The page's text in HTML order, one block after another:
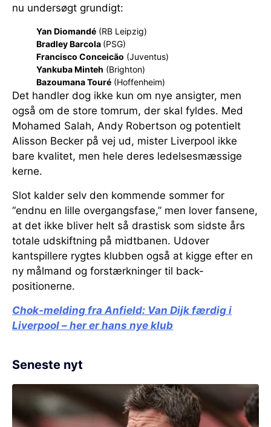
nu undersøgt grundigt:
Yan Diomandé (RB Leipzig)
Bradley Barcola (PSG)
Francisco Conceicão (Juventus)
Yankuba Minteh (Brighton)
Bazoumana Touré (Hoffenheim)
Det handler dog ikke kun om nye ansigter, men
også om de store tomrum, der skal fyldes. Med
Mohamed Salah, Andy Robertson og potentielt
Alisson Becker på vej ud, mister Liverpool ikke
bare kvalitet, men hele deres ledelsesmæssige
kerne.
Slot kalder selv den kommende sommer for
“endnu en lille overgangsfase,” men lover fansene,
at det ikke bliver helt så drastisk som sidste års
totale udskiftning på midtbanen. Udover
kantspillere rygtes klubben også at kigge efter en
ny målmand og forstærkninger til back-
positionerne.
Chok-melding fra Anfield: Van Dijk færdig i
Liverpool – her er hans nye klub
Seneste nyt